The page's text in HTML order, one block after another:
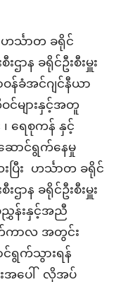
သာတ ခရိုင်
ာန ခရိုင်ဦးစီးမှူး
န်ခံအင်ဂျင်နီယာ
ဝင်များနှင့်အတူ
၊ ရေစုကန် နှင့်
ောင်ရွက်နေမှု
ပြီး ဟင်္သာတ ခရိုင်
ာန ခရိုင်ဦးစီးမှူး
န်းနှင့်အညီ
ကာလ အတွင်း
င်ရွက်သွားရန်
ားအပေါ် လိုအပ်